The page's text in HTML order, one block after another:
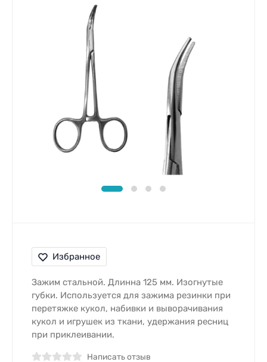
Избранное
Зажим стальной. Длинна 125 мм. Изогнутые
губки. Используется для зажима резинки при
перетяжке кукол, набивки и выворачивания
кукол и игрушек из ткани, удержания ресниц
при приклеивании.
Написать отзыв